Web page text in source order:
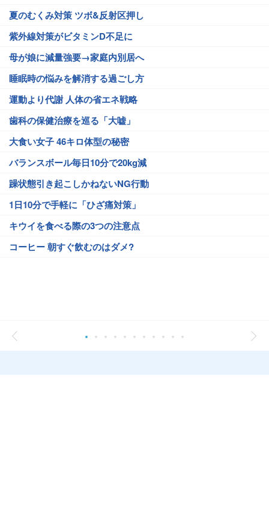
夏のむくみ対策 ツボ&反射区押し
紫外線対策がビタミンD不足に
母が娘に減量強要→家庭内別居へ
睡眠時の悩みを解消する過ごし方
運動より代謝 人体の省エネ戦略
歯科の保健治療を巡る「大嘘」
大食い女子 46キロ体型の秘密
バランスボール毎日10分で20kg減
躁状態引き起こしかねないNG行動
1日10分で手軽に「ひざ痛対策」
キウイを食べる際の3つの注意点
コーヒー 朝すぐ飲むのはダメ?